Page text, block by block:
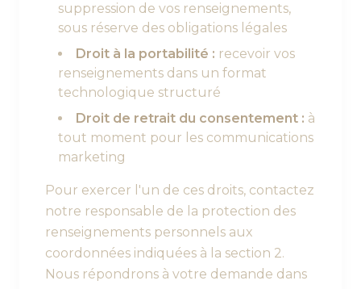
suppression de vos renseignements,
sous réserve des obligations légales
Droit à la portabilité : recevoir vos
renseignements dans un format
technologique structuré
Droit de retrait du consentement : à
tout moment pour les communications
marketing
Pour exercer l'un de ces droits, contactez
notre responsable de la protection des
renseignements personnels aux
coordonnées indiquées à la section 2.
Nous répondrons à votre demande dans